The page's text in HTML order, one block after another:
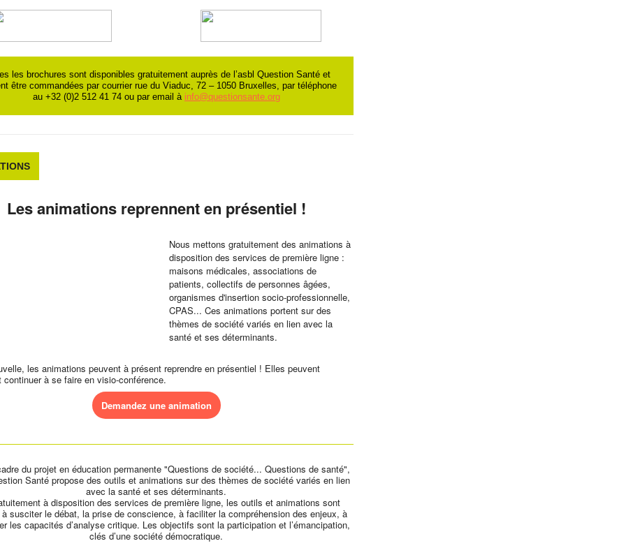
les brochures sont disponibles gratuitement auprès de l’asbl Question Santé et
être commandées par courrier rue du Viaduc, 72 – 1050 Bruxelles, par téléphone
au +32 (0)2 512 41 74 ou par email à info@questionsante.org
Les animations reprennent en présentiel !
Nous mettons gratuitement des animations à
disposition des services de première ligne :
maisons médicales, associations de
patients, collectifs de personnes âgées,
organismes d'insertion socio-professionnelle,
CPAS... Ces animations portent sur des
thèmes de société variés en lien avec la
santé et ses déterminants.
les animations peuvent à présent reprendre en présentiel ! Elles peuvent
continuer à se faire en visio-conférence.
Demandez une animation
du projet en éducation permanente "Questions de société... Questions de santé",
Santé propose des outils et animations sur des thèmes de société variés en lien
avec la santé et ses déterminants.
à disposition des services de première ligne, les outils et animations sont
susciter le débat, la prise de conscience, à faciliter la compréhension des enjeux, à
les capacités d’analyse critique. Les objectifs sont la participation et l’émancipation,
clés d’une société démocratique.